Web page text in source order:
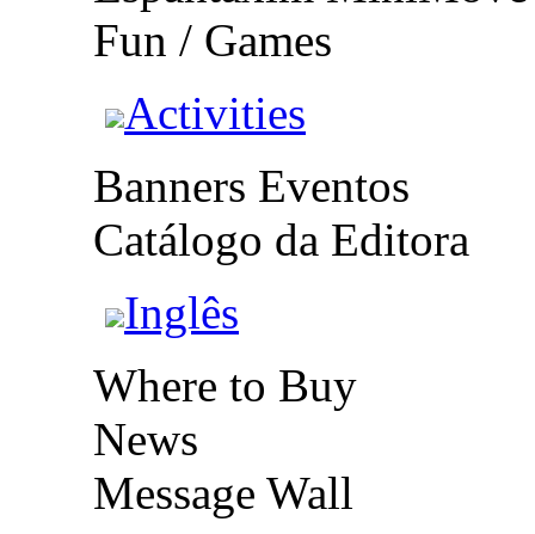
Fun / Games
Activities
Banners Eventos
Catálogo da Editora
Inglês
Where to Buy
News
Message Wall